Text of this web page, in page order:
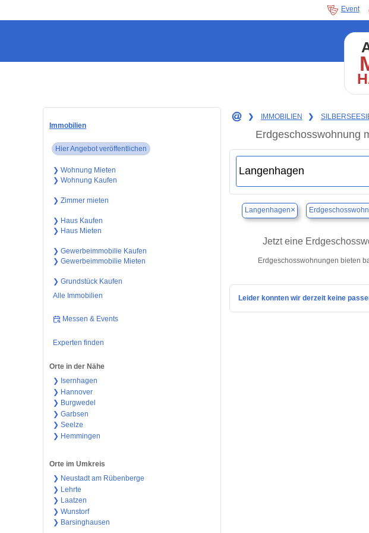
Event
Immobilien
Hier Angebot veröffentlichen
❯ Wohnung Mieten
❯ Wohnung Kaufen
❯ Zimmer mieten
❯ Haus Kaufen
❯ Haus Mieten
❯ Gewerbeimmobilie Kaufen
❯ Gewerbeimmobilie Mieten
❯ Grundstück Kaufen
Alle Immobilien
Messen & Events
Experten finden
Orte in der Nähe
❯ Isernhagen
❯ Hannover
❯ Burgwedel
❯ Garbsen
❯ Seelze
❯ Hemmingen
Orte im Umkreis
❯ Neustadt am Rübenberge
❯ Lehrte
❯ Laatzen
❯ Wunstorf
❯ Barsinghausen
❯ IMMOBILIEN ❯
Erdgeschosswohnung
Langenhagen×
Jetzt eine
Erdgeschosswohnungen bieten
Leider konnten wir derzeit keine